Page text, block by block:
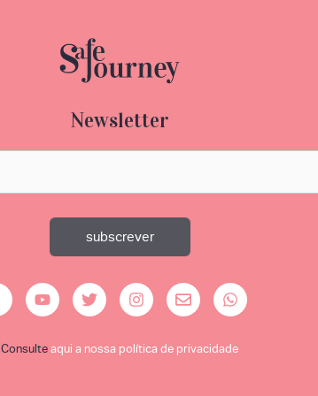
Newsletter
Consulte aqui a nossa política de privacidade